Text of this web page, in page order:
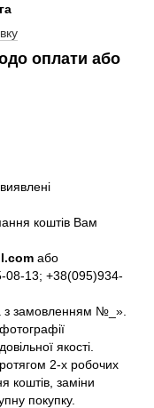
оплати або
коштів Вам
або
08-13; +38(095)934-
з замовленням №_».
якості.
2-х робочих
коштів, заміни
покупку.